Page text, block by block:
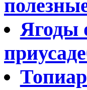
Ягоды